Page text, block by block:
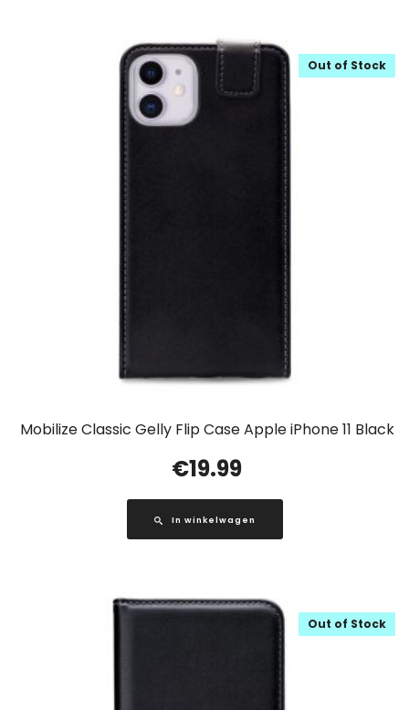
Mobilize Classic Gelly Flip Case Apple iPhone 11 Black
Out of Stock
€19.99
In winkelwagen
Out of Stock